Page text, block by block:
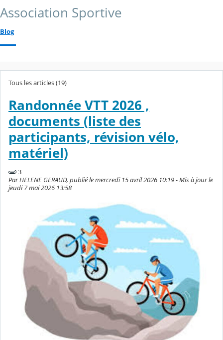
Association Sportive
Blog
Tous les articles (19)
Randonnée VTT 2026 ,
documents (liste des
participants, révision vélo,
matériel)
3
Par HELENE GERAUD, publié le mercredi 15 avril 2026 10:19 - Mis à jour le
jeudi 7 mai 2026 13:58